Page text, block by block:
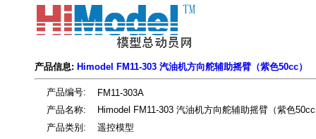
产品信息: Himodel FM11-303 汽油机方向舵辅助摇臂（紫色50cc）
产品编号:
FM11-303A
产品名称:
Himodel FM11-303 汽油机方向舵辅助摇臂（紫色
产品类别:
遥控模型